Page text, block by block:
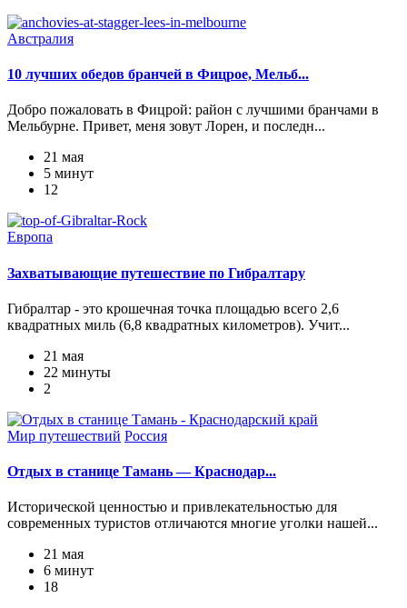
Австралия
10 лучших обедов бранчей в Фицрое, Мельб...
Добро пожаловать в Фицрой: район с лучшими бранчами в
Мельбурне. Привет, меня зовут Лорен, и последн...
21 мая
5 минут
12
Европа
Захватывающие путешествие по Гибралтару
Гибралтар - это крошечная точка площадью всего 2,6
квадратных миль (6,8 квадратных километров). Учит...
21 мая
22 минуты
2
Мир путешествий Россия
Отдых в станице Тамань — Краснодар...
Исторической ценностью и привлекательностью для
современных туристов отличаются многие уголки нашей...
21 мая
6 минут
18